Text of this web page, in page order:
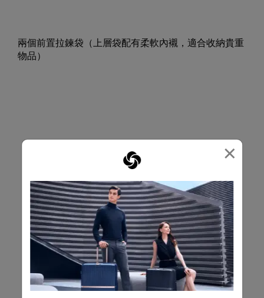
×
兩個前置拉鍊袋（上層袋配有柔軟內襯，適合收納貴重
物品）